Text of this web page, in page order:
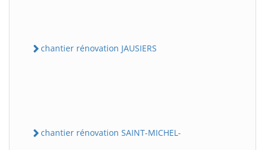
chantier rénovation JAUSIERS
chantier rénovation SAINT-MICHEL-